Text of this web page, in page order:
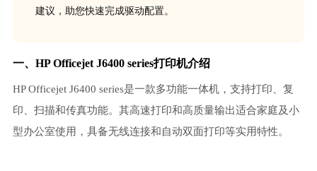
建议，助您快速完成驱动配置。
一、HP Officejet J6400 series打印机介绍
HP Officejet J6400 series是一款多功能一体机，支持打印、复
印、扫描和传真功能。其高速打印和高质量输出适合家庭及小
型办公室使用，具备无线连接和自动双面打印等实用特性。